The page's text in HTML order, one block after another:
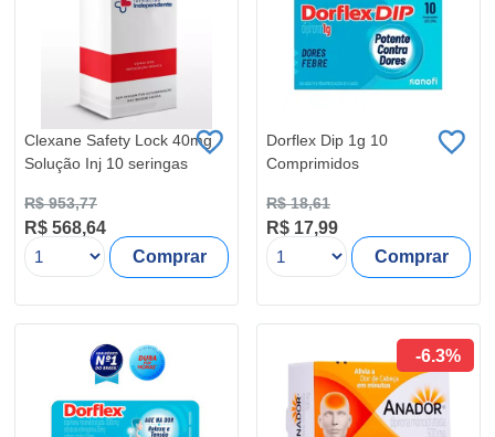
Clexane Safety Lock 40mg
Solução Inj 10 seringas
R$ 953,77
R$ 568,64
Comprar
Dorflex Dip 1g 10
Comprimidos
R$ 18,61
R$ 17,99
Comprar
-6.3%